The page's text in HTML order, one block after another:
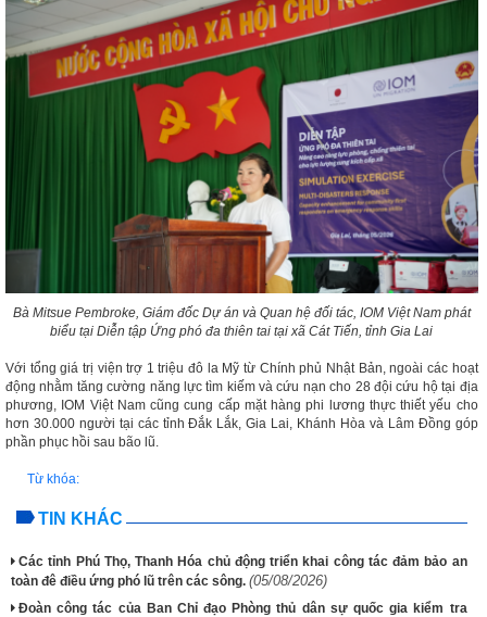
Bà Mitsue Pembroke, Giám đốc Dự án và Quan hệ đối tác, IOM Việt Nam phát
biểu tại Diễn tập Ứng phó đa thiên tai tại xã Cát Tiến, tỉnh Gia Lai
Với tổng giá trị viện trợ 1 triệu đô la Mỹ từ Chính phủ Nhật Bản, ngoài các hoạt
động nhằm tăng cường năng lực tìm kiếm và cứu nạn cho 28 đội cứu hộ tại địa
phương, IOM Việt Nam cũng cung cấp mặt hàng phi lương thực thiết yếu cho
hơn 30.000 người tại các tỉnh Đắk Lắk, Gia Lai, Khánh Hòa và Lâm Đồng góp
phần phục hồi sau bão lũ.
Từ khóa:
TIN KHÁC
Các tỉnh Phú Thọ, Thanh Hóa chủ động triển khai công tác đảm bảo an
toàn đê điều ứng phó lũ trên các sông. (05/08/2026)
Đoàn công tác của Ban Chỉ đạo Phòng thủ dân sự quốc gia kiểm tra